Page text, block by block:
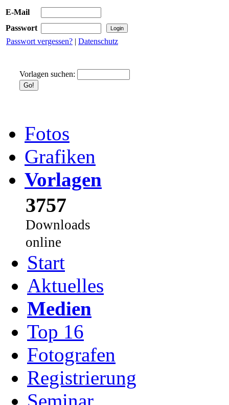
E-Mail
Passwort
Passwort vergessen? | Datenschutz
Vorlagen suchen:
Fotos
Grafiken
Vorlagen
3757
Downloads
online
Start
Aktuelles
Medien
Top 16
Fotografen
Registrierung